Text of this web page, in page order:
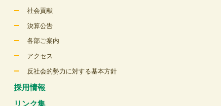
社会貢献
決算公告
各部ご案内
アクセス
反社会的勢力に対する基本方針
採用情報
リンク集